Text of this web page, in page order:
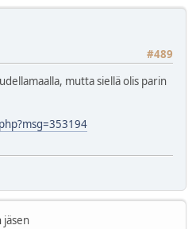
#489
mutta siellä olis parin
jäsen